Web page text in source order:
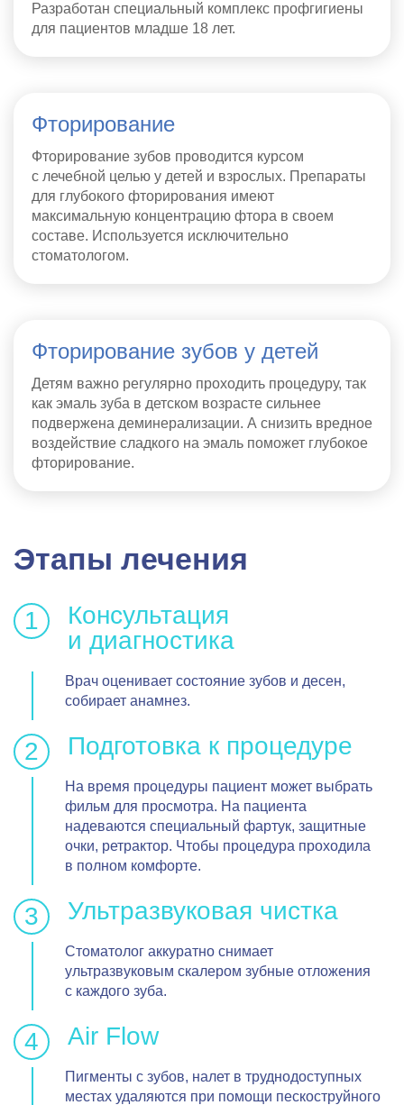
Разработан специальный комплекс профгигиены
для пациентов младше 18 лет.
Фторирование
Фторирование зубов проводится курсом
с лечебной целью у детей и взрослых. Препараты
для глубокого фторирования имеют
максимальную концентрацию фтора в своем
составе. Используется исключительно
стоматологом.
Фторирование зубов у детей
Детям важно регулярно проходить процедуру, так
как эмаль зуба в детском возрасте сильнее
подвержена деминерализации. А снизить вредное
воздействие сладкого на эмаль поможет глубокое
фторирование.
Этапы лечения
Консультация
и диагностика
Врач оценивает состояние зубов и десен,
собирает анамнез.
Подготовка к процедуре
На время процедуры пациент может выбрать
фильм для просмотра. На пациента
надеваются специальный фартук, защитные
очки, ретрактор. Чтобы процедура проходила
в полном комфорте.
Ультразвуковая чистка
Стоматолог аккуратно снимает
ультразвуковым скалером зубные отложения
с каждого зуба.
Air Flow
Пигменты с зубов, налет в труднодоступных
местах удаляются при помощи пескоструйного